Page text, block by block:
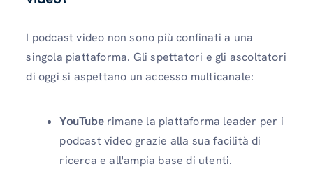
I podcast video non sono più confinati a una
singola piattaforma. Gli spettatori e gli ascoltatori
di oggi si aspettano un accesso multicanale:
YouTuberimane la piattaforma leader per i
podcast video grazie alla sua facilità di
ricerca e all'ampia base di utenti.